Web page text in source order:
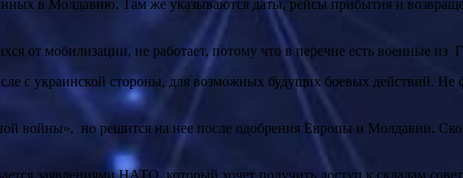
в Молдавию. Там же указываются даты, рейсы прибытия и
от мобилизации, не работает, потому что в перечне есть военные
войны», но решится на нее после одобрения Европы и Молдавии.
заявлениями НАТО, который хочет получить доступ к складам